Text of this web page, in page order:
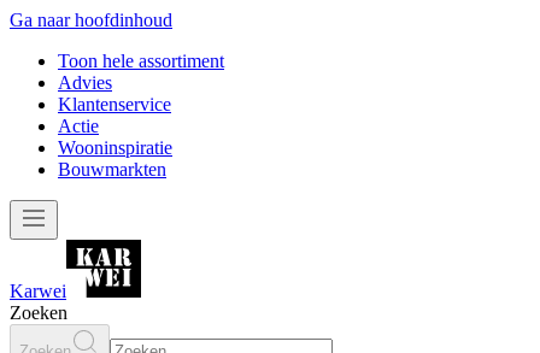
Ga naar hoofdinhoud
Toon hele assortiment
Advies
Klantenservice
Actie
Wooninspiratie
Bouwmarkten
Karwei
Zoeken